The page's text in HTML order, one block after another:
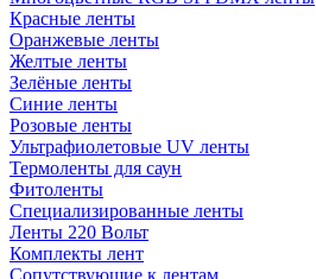
Красные ленты
Оранжевые ленты
Желтые ленты
Зелёные ленты
Синие ленты
Розовые ленты
Ультрафиолетовые UV ленты
Термоленты для саун
Фитоленты
Специализированные ленты
Ленты 220 Вольт
Комплекты лент
Сопутствующие к лентам